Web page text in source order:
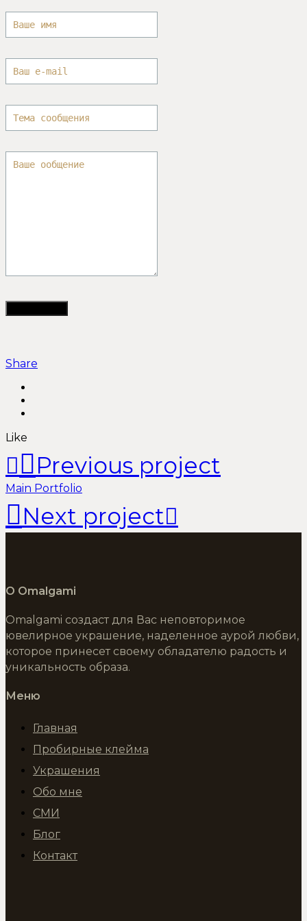
Share
Like
Previous project
Main Portfolio
Next project
О Omalgami
Omalgami создаст для Вас неповторимое
ювелирное украшение, наделенное аурой любви,
которое принесет своему обладателю радость и
уникальность образа.
Меню
Главная
Пробирные клейма
Украшения
Обо мне
СМИ
Блог
Контакт